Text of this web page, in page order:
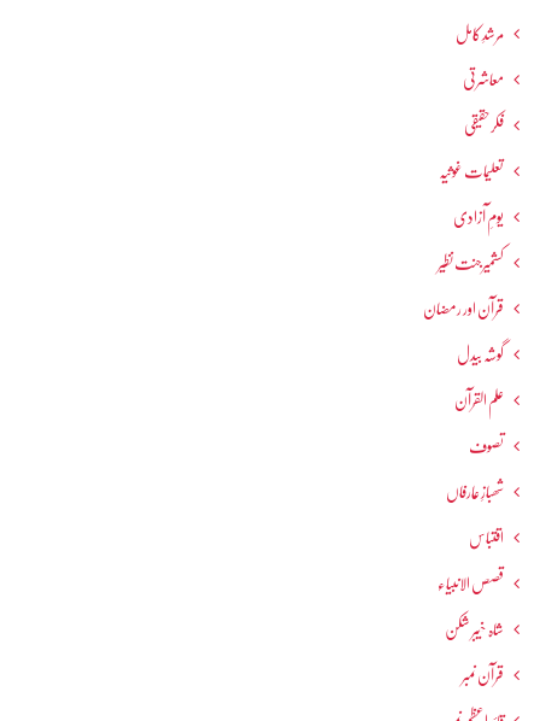
مرشدِ کامل
معاشرتی
فکرحقیقی
تعلیمات غوثیہ
یومِ آزادی
کشمیرجنت نظیر
قرآن اور رمضان
گوشہ بیدل
علم القرآن
تصوف
شھبازِ عارفاں
اقتباس
قصص الانبیاء
شاہ خیبر شکن
قرآن نمبر